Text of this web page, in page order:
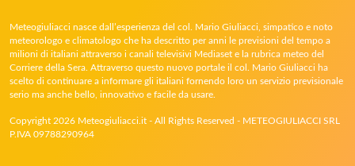
Meteogiuliacci nasce dall’esperienza del col. Mario Giuliacci, simpatico e noto
meteorologo e climatologo che ha descritto per anni le previsioni del tempo a
milioni di italiani attraverso i canali televisivi Mediaset e la rubrica meteo del
Corriere della Sera. Attraverso questo nuovo portale il col. Mario Giuliacci ha
scelto di continuare a informare gli italiani fornendo loro un servizio previsionale
serio ma anche bello, innovativo e facile da usare.
Copyright 2026 Meteogiuliacci.it - All Rights Reserved - METEOGIULIACCI SRL
P.IVA 09788290964